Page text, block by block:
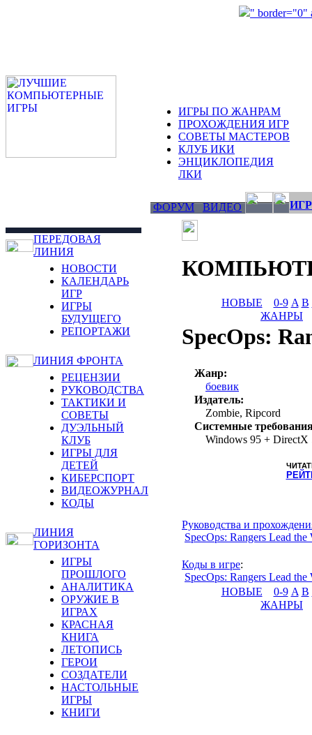
" border="0"
ИГРЫ ПО ЖАНРАМ
ПРОХОЖДЕНИЯ ИГР
СОВЕТЫ МАСТЕРОВ
КЛУБ ИКИ
ЭНЦИКЛОПЕДИЯ
ЛКИ
ФОРУМ ВИДЕО
ПЕРЕДОВАЯ
ЛИНИЯ
НОВОСТИ
КАЛЕНДАРЬ
ИГР
ИГРЫ
БУДУЩЕГО
РЕПОРТАЖИ
ЛИНИЯ ФРОНТА
РЕЦЕНЗИИ
РУКОВОДСТВА
ТАКТИКИ И
СОВЕТЫ
ДУЭЛЬНЫЙ
КЛУБ
ИГРЫ ДЛЯ
ДЕТЕЙ
КИБЕРСПОРТ
ВИДЕОЖУРНАЛ
КОДЫ
ЛИНИЯ
ГОРИЗОНТА
ИГРЫ
ПРОШЛОГО
АНАЛИТИКА
ОРУЖИЕ В
ИГРАХ
КРАСНАЯ
КНИГА
ЛЕТОПИСЬ
ГЕРОИ
СОЗДАТЕЛИ
НАСТОЛЬНЫЕ
ИГРЫ
КНИГИ
НОВЫЕ 0-9 A B
ЖАНРЫ
SpecOps:
Жанр:
боевик
Издатель:
Zombie, Ripcord
Системные
Windows 95 + DirectX
Руководства и
SpecOps: Rangers Lead the
Коды в игре:
SpecOps: Rangers Lead the
НОВЫЕ
0-9 A B
ЖАНРЫ